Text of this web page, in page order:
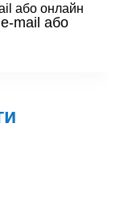
mail або